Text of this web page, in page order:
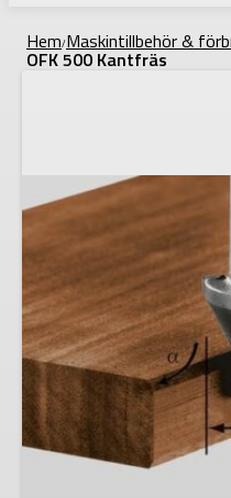
Hem/Maskintillbehör &
OFK 500 Kantfräs